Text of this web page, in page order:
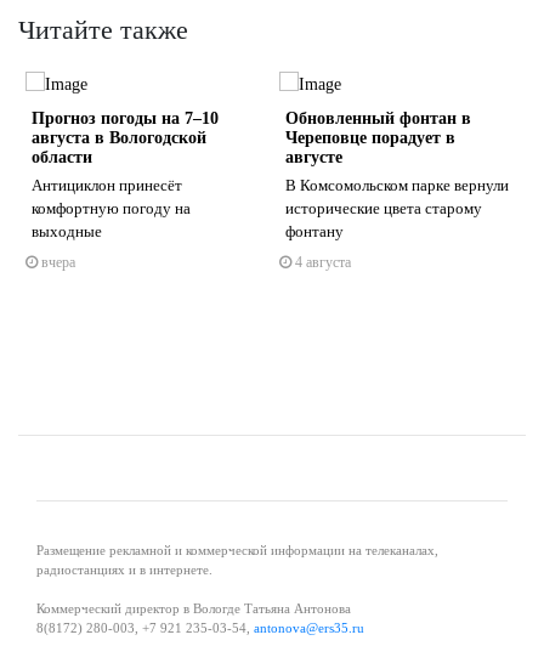
Читайте также
Прогноз погоды на 7–10
августа в Вологодской
области
Антициклон принесёт
комфортную погоду на
выходные
вчера
Обновленный фонтан в
Череповце порадует в
августе
В Комсомольском парке вернули
исторические цвета старому
фонтану
4 августа
Размещение рекламной и коммерческой информации на телеканалах,
радиостанциях и в интернете.
Коммерческий директор в Вологде Татьяна Антонова
8(8172) 280-003, +7 921 235-03-54, antonova@ers35.ru